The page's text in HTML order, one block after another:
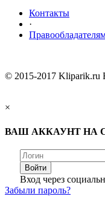
Контакты
·
© 2015-2017 Kliparik.ru
×
ВАШ АККАУНТ НА
Войти
Вход через
Забыли пароль?